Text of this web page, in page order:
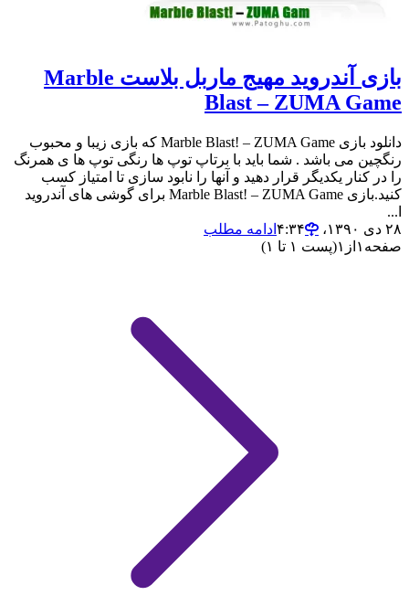
بازی آندروید مهیج ماربل بلاست Marble
Blast – ZUMA Game
دانلود بازی Marble Blast! – ZUMA Game که بازی زیبا و محبوب
رنگچین می باشد . شما باید با برتاپ توپ ها رنگی توپ ها ی همرنگ
را در کنار یکدیگر قرار دهید و آنها را نابود سازی تا امتیاز کسب
کنید.بازی Marble Blast! – ZUMA Game برای گوشی های آندروید
ا...
۲۸ دی ۱۳۹۰،‏ ۴:۳۴
ادامه مطلب
صفحه ۱ از ۱(پست ۱ تا ۱)